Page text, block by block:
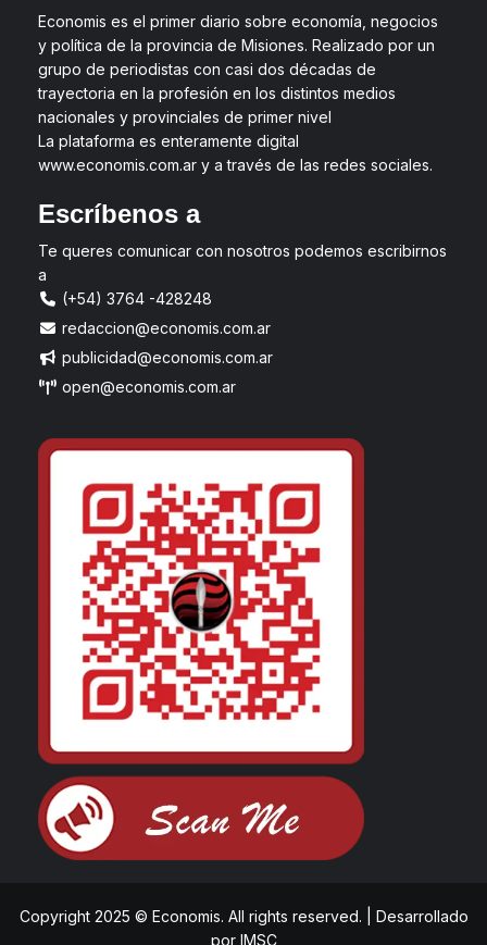
Economis es el primer diario sobre economía, negocios
y política de la provincia de Misiones. Realizado por un
grupo de periodistas con casi dos décadas de
trayectoria en la profesión en los distintos medios
nacionales y provinciales de primer nivel
La plataforma es enteramente digital
www.economis.com.ar y a través de las redes sociales.
Escríbenos a
Te queres comunicar con nosotros podemos escribirnos
a
(+54) 3764 -428248
redaccion@economis.com.ar
publicidad@economis.com.ar
open@economis.com.ar
Copyright 2025 © Economis. All rights reserved.
Desarrollado
porIMSC